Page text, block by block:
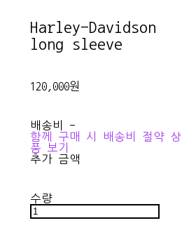
Harley-Davidson
long sleeve
120,000원
배송비 -
함께 구매 시 배송비 절약 상
품 보기
추가 금액
수량